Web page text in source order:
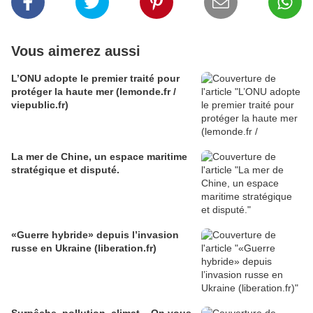
Vous aimerez aussi
L’ONU adopte le premier traité pour
protéger la haute mer (lemonde.fr /
viepublic.fr)
La mer de Chine, un espace maritime
stratégique et disputé.
«Guerre hybride» depuis l’invasion
russe en Ukraine (liberation.fr)